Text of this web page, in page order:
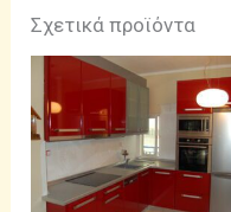
Σχετικά προϊόντα